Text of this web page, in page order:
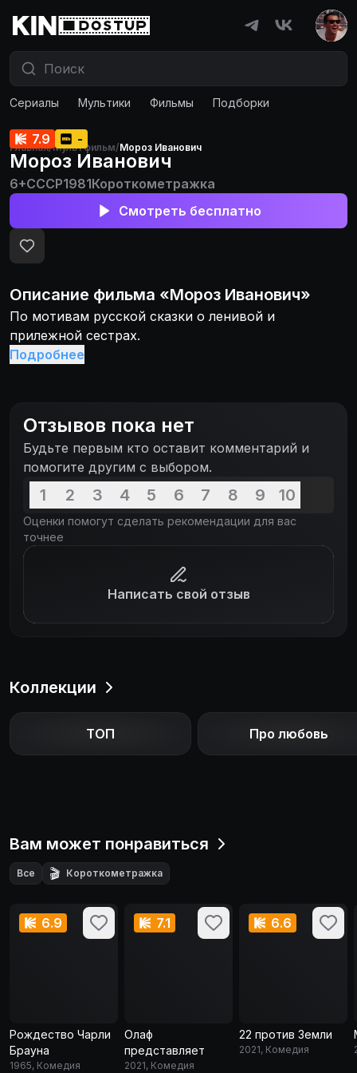
Сериалы Мультики Фильмы Подборки
Главная/Мультфильм/Мороз Иванович
7.9 -
Мороз Иванович
6+СССР1981Короткометражка
Смотреть бесплатно
Описание фильма «Мороз Иванович»
По мотивам русской сказки о ленивой и
прилежной сестрах.
Подробнее
Отзывов пока нет
Будьте первым кто оставит комментарий и
помогите другим с выбором.
1 2 3 4 5 6 7 8 9 10
Оценки помогут сделать рекомендации для вас
точнее
Написать свой отзыв
Коллекции
ТОП Про любовь
Вам может понравиться
Все 🎬 Короткометражка
6.9
Рождество Чарли
Брауна
1965, Комедия
7.1
Олаф
представляет
2021, Комедия
6.6
22 против Земли
2021, Комедия